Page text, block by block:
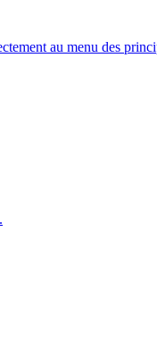
au menu des